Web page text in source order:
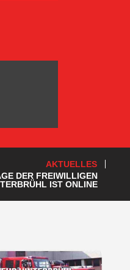
AKTUELLES
DER FREIWILLIGEN
IST ONLINE